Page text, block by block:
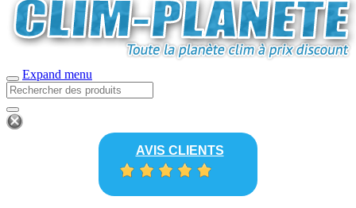
Expand menu
AVIS CLIENTS